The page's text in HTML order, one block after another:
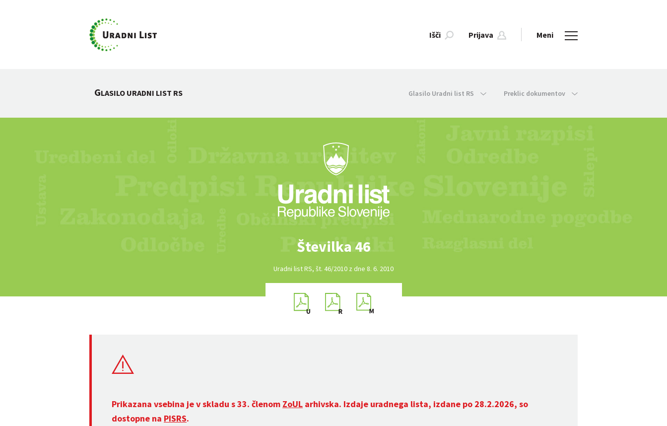
Išči Prijava Meni
GLASILO URADNI LIST RS Glasilo Uradni list RS Preklic dokumentov
Številka 46
Uradni list RS, št. 46/2010 z dne 8. 6. 2010
Prikazana vsebina je v skladu s 33. členom ZoUL arhivska. Izdaje uradnega lista, izdane po 28.2.2026, so
dostopne na PISRS.